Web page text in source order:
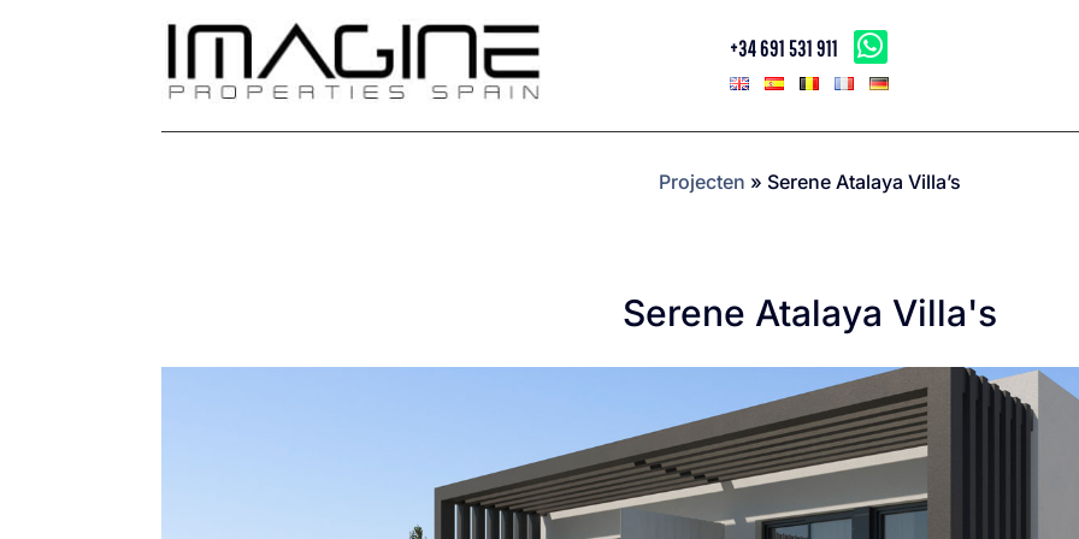
+34 691 531 911
Projecten » Serene Atalaya Villa’s
Serene Atalaya Villa's